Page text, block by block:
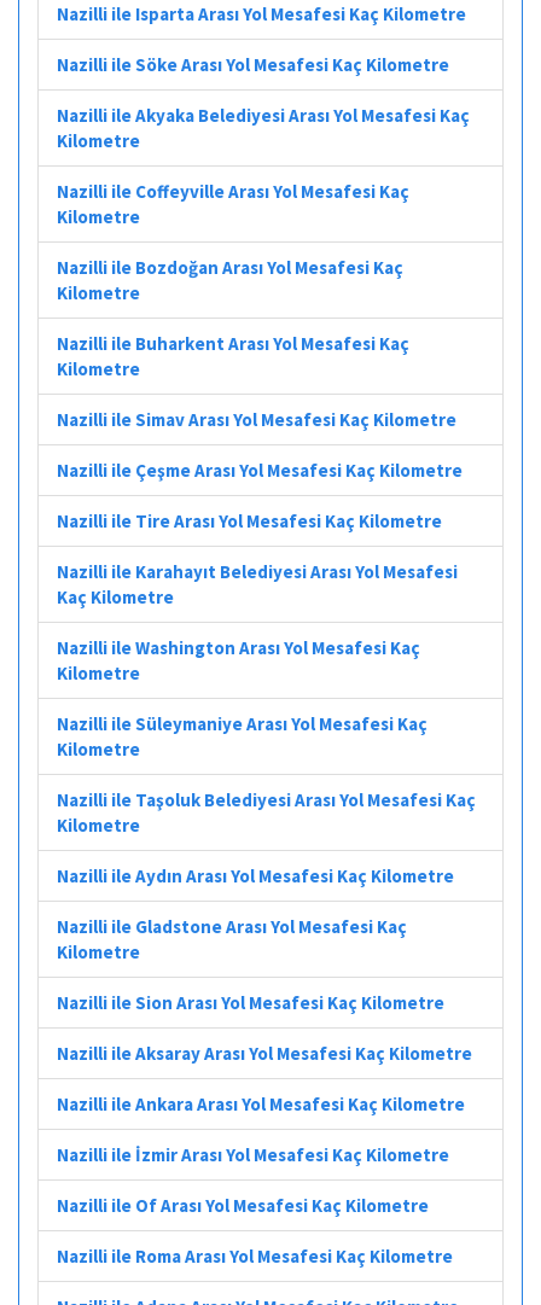
Nazilli ile Isparta Arası Yol Mesafesi Kaç Kilometre
Nazilli ile Söke Arası Yol Mesafesi Kaç Kilometre
Nazilli ile Akyaka Belediyesi Arası Yol Mesafesi Kaç
Kilometre
Nazilli ile Coffeyville Arası Yol Mesafesi Kaç
Kilometre
Nazilli ile Bozdoğan Arası Yol Mesafesi Kaç
Kilometre
Nazilli ile Buharkent Arası Yol Mesafesi Kaç
Kilometre
Nazilli ile Simav Arası Yol Mesafesi Kaç Kilometre
Nazilli ile Çeşme Arası Yol Mesafesi Kaç Kilometre
Nazilli ile Tire Arası Yol Mesafesi Kaç Kilometre
Nazilli ile Karahayıt Belediyesi Arası Yol Mesafesi
Kaç Kilometre
Nazilli ile Washington Arası Yol Mesafesi Kaç
Kilometre
Nazilli ile Süleymaniye Arası Yol Mesafesi Kaç
Kilometre
Nazilli ile Taşoluk Belediyesi Arası Yol Mesafesi Kaç
Kilometre
Nazilli ile Aydın Arası Yol Mesafesi Kaç Kilometre
Nazilli ile Gladstone Arası Yol Mesafesi Kaç
Kilometre
Nazilli ile Sion Arası Yol Mesafesi Kaç Kilometre
Nazilli ile Aksaray Arası Yol Mesafesi Kaç Kilometre
Nazilli ile Ankara Arası Yol Mesafesi Kaç Kilometre
Nazilli ile İzmir Arası Yol Mesafesi Kaç Kilometre
Nazilli ile Of Arası Yol Mesafesi Kaç Kilometre
Nazilli ile Roma Arası Yol Mesafesi Kaç Kilometre